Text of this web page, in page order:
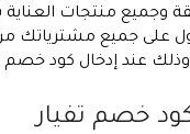
وجميع منتجات العناية
على جميع مشترياتك
عند إدخال كود خصم تفيار
خصم تفيار